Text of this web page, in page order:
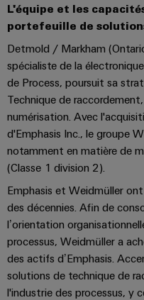
les
solutions
être
expérimentées.
Infrastructure
bâtiment
pour
les
besoins
de
la
construction
d'infrastructures
Construction
d'armoire
Des
Technologie
raccordement
PUSH-
IN
PUSH
IN
ALL
SERVICES
Microréseaux
DC
u-
OS
edge
computing
5G
industrielle
débrochables
Blocs
de
jonction
enfichables
pour
circuit
imprimé
et
connecteurs
pour
circuit
imprimé
Systèmes
ALL
SERVICES
Assemblage
câbles
spécifiques
Service
de
livraison
rapide
Services
de
conseil
et
d’ingénierie
des
ventes
Canada
Sales
Representatives
Events
&
Promotions
Weidmüller
Canada
at
Page
Smart
Cabinet
Building
IT/OT
Convergence
Foundations
Power
Management
Solutions
Industrial
Cybersecurity
Société
de
Faits
et
chiffres
Durabilité
Académie
Weidmüller
Conformité
Sites
Informations
ALL
SERVICES
L'équipe et les
portefeuille de
Detmold / Markham
spécialiste de la
de Process, poursuit sa
Technique de
numérisation. Avec
d'Emphasis Inc., le groupe
notamment en matière de
(Classe 1 division 2).
Emphasis et Weidmüller
des décennies. Afin de
l’orientation
processus, Weidmüller a
des actifs d’Emphasis.
solutions de technique de
l'industrie des processus, y